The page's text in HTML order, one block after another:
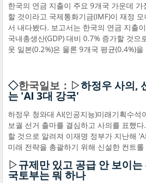
한국의 연금 지출이 주요 9개국 가운데
할 것이라고 국제통화기금(IMF)이 재정
서 내다봤다. 보고서는 한국의 연금 지출
국내총생산(GDP) 대비 0.7% 증가할 것으
웃 일본(0.2%)은 물론 9개국 평균(0.4%)
◇한국일보：▷하정우 사의,
는 'AI 3대 강국'
하정우 청와대 AI(인공지능)미래기획수석
보궐 선거 출마를 결심하고 사의를 표했
할 것으로 알려져 이재명 정부가 지난해
미래 전략을 총괄하기 위해 신설한 컨트
▷규제만 있고 공급 안 보이
국토부는 뭐 하나